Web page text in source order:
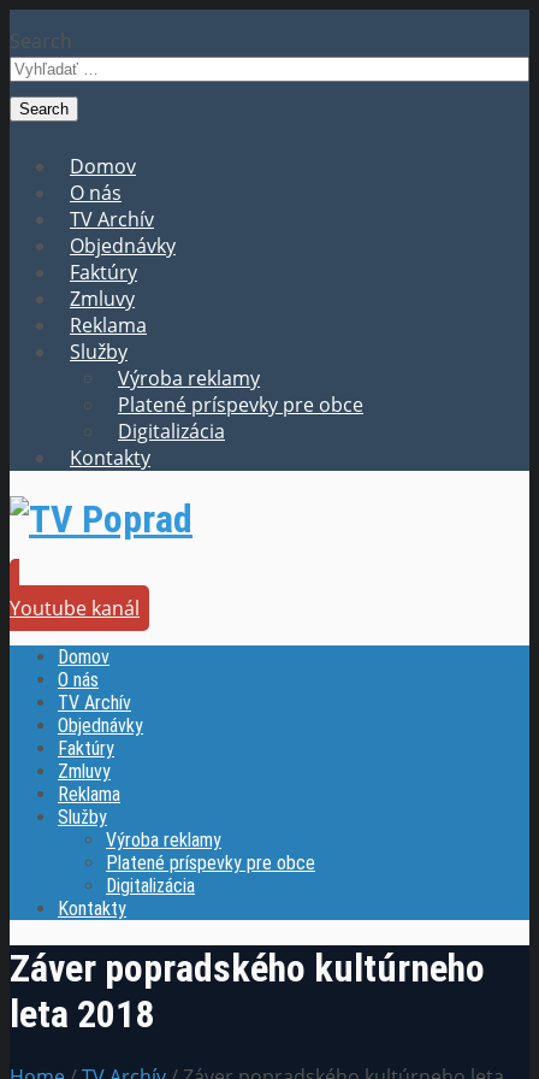
Search
Domov
O nás
TV Archív
Objednávky
Faktúry
Zmluvy
Reklama
Služby
Výroba reklamy
Platené príspevky pre obce
Digitalizácia
Kontakty
Youtube kanál
Domov
O nás
TV Archív
Objednávky
Faktúry
Zmluvy
Reklama
Služby
Výroba reklamy
Platené príspevky pre obce
Digitalizácia
Kontakty
Záver popradského kultúrneho
leta 2018